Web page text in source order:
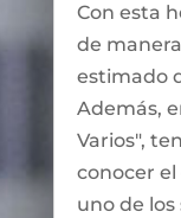
Con esta
de
estimado
Además,
Varios",
conocer
uno de